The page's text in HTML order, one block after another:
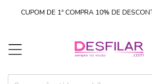
CUPOM DE 1ª COMPRA 10% DE